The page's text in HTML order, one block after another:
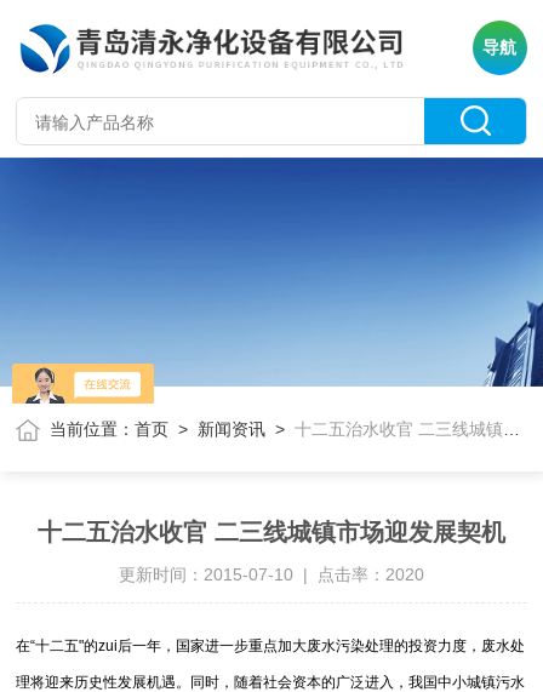
导航
当前位置：首页 > 新闻资讯 >十二五治水收官 二三线城镇市场迎发展契机
十二五治水收官 二三线城镇市场迎发展契机
更新时间：2015-07-10 | 点击率：2020
在“十二五"的zui后一年，国家进一步重点加大废水污染处理的投资力度，废水处
理将迎来历史性发展机遇。同时，随着社会资本的广泛进入，我国中小城镇污水